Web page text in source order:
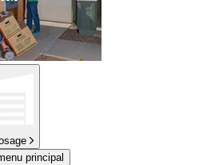
principal